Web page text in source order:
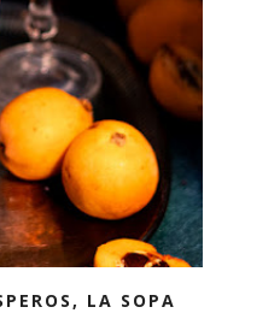
LA SOPA